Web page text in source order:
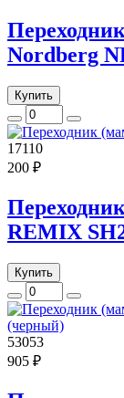
Nordberg
Купить
17110
200 ₽
REMIX
Купить
53053
905 ₽